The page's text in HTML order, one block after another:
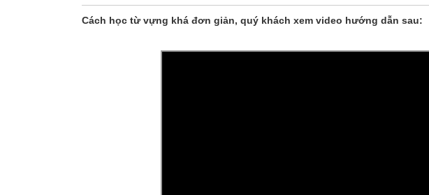
Cách học từ vựng khá đơn giản, quý khách xem video hướng dẫn sau: